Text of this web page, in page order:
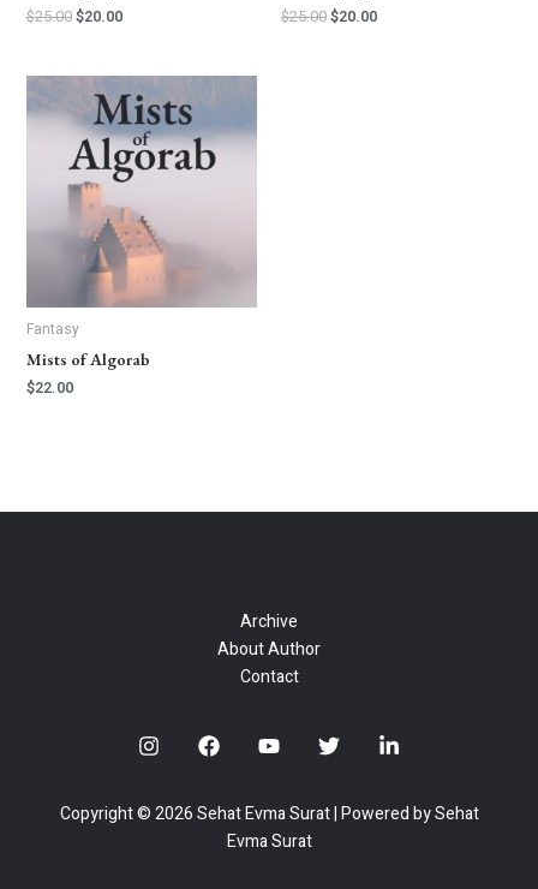
$25.00$20.00
$25.00$20.00
Fantasy
Mists of Algorab
$22.00
Archive
About Author
Contact
Copyright © 2026 Sehat Evma Surat | Powered by Sehat
Evma Surat